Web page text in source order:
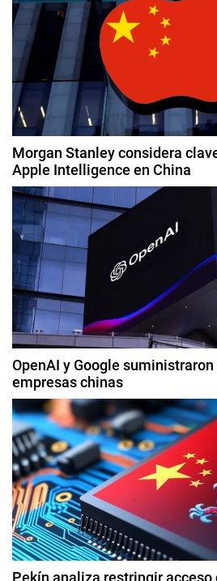
Morgan Stanley considera
Apple Intelligence en China
OpenAI y Google
empresas chinas